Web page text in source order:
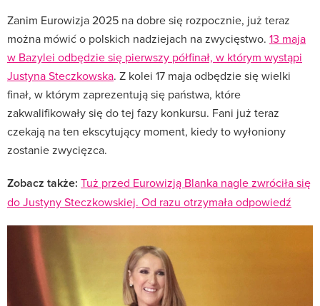
Zanim Eurowizja 2025 na dobre się rozpocznie, już teraz
można mówić o polskich nadziejach na zwycięstwo. 13 maja
w Bazylei odbędzie się pierwszy półfinał, w którym wystąpi
Justyna Steczkowska. Z kolei 17 maja odbędzie się wielki
finał, w którym zaprezentują się państwa, które
zakwalifikowały się do tej fazy konkursu. Fani już teraz
czekają na ten ekscytujący moment, kiedy to wyłoniony
zostanie zwycięzca.
Zobacz także: Tuż przed Eurowizją Blanka nagle zwróciła się
do Justyny Steczkowskiej. Od razu otrzymała odpowiedź